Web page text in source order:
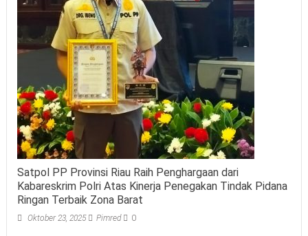
Satpol PP Provinsi Riau Raih Penghargaan dari
Kabareskrim Polri Atas Kinerja Penegakan Tindak Pidana
Ringan Terbaik Zona Barat
Oktober 23, 2025 Pimred 0